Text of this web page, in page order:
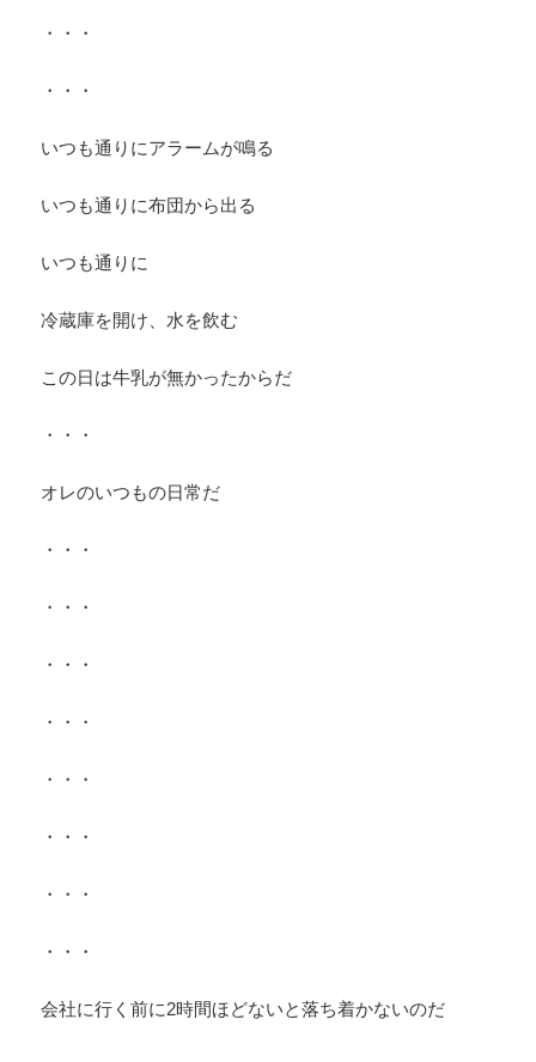
・・・
・・・
いつも通りにアラームが鳴る
いつも通りに布団から出る
いつも通りに
冷蔵庫を開け、水を飲む
この日は牛乳が無かったからだ
・・・
オレのいつもの日常だ
・・・
・・・
・・・
・・・
・・・
・・・
・・・
・・・
会社に行く前に2時間ほどないと落ち着かないのだ